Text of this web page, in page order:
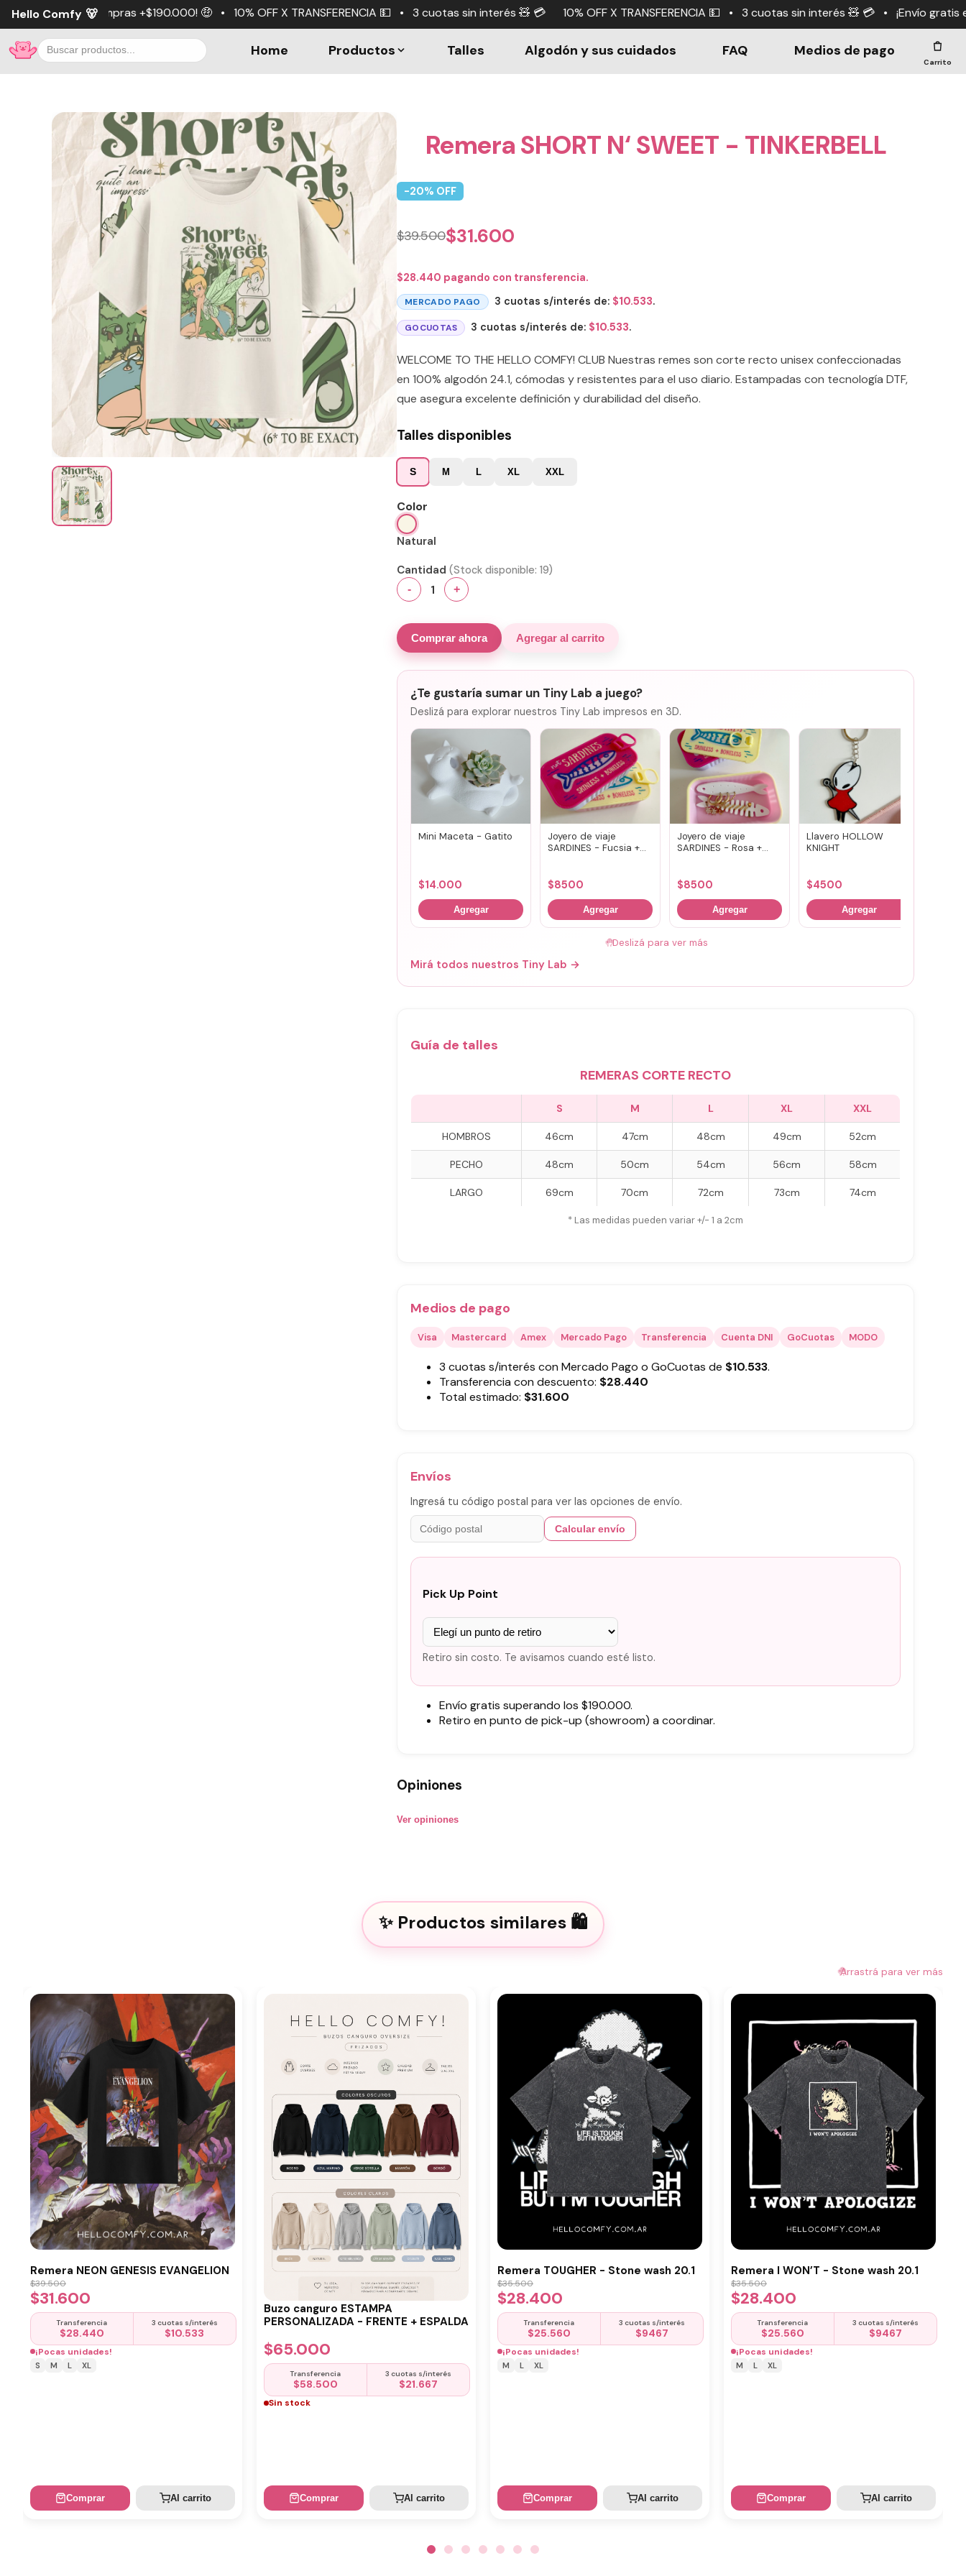
Hello Comfy 🐻
+$190.000! 🤑 • 10% OFF X TRANSFERENCIA 💵 • 3 cuotas sin interés 🧸 💳 10% OFF X TRANSFERENCIA 💵 • 3 cuotas sin interés 🧸 💳 • ¡Envío gratis en compras
Home Productos Talles Algodón y sus cuidados FAQ Medios de pago
Carrito
Remera SHORT N‘ SWEET - TINKERBELL
-20% OFF
$39.500$31.600
$28.440 pagando con transferencia.
MERCADO PAGO 3 cuotas s/interés de: $10.533.
GOCUOTAS 3 cuotas s/interés de: $10.533.
WELCOME TO THE HELLO COMFY! CLUB Nuestras remes son corte recto unisex confeccionadas
en 100% algodón 24.1, cómodas y resistentes para el uso diario. Estampadas con tecnología DTF,
que asegura excelente definición y durabilidad del diseño.
Talles disponibles
S M L XL XXL
Color
Natural
Cantidad (Stock disponible: 19)
- 1 +
Comprar ahora Agregar al carrito
¿Te gustaría sumar un Tiny Lab a juego?
Deslizá para explorar nuestros Tiny Lab impresos en 3D.
Mini Maceta - Gatito
$14.000
Agregar
Joyero de viaje
SARDINES - Fucsia +
$8500
Agregar
Joyero de viaje
SARDINES - Rosa +
$8500
Agregar
Llavero HOLLOW
KNIGHT
$4500
Agregar
🤚Deslizá para ver más
Mirá todos nuestros Tiny Lab →
Guía de talles
REMERAS CORTE RECTO
S M L XL XXL
HOMBROS 46cm 47cm 48cm 49cm 52cm
PECHO 48cm 50cm 54cm 56cm 58cm
LARGO 69cm 70cm 72cm 73cm 74cm
* Las medidas pueden variar +/- 1 a 2cm
Medios de pago
Visa Mastercard Amex Mercado Pago Transferencia Cuenta DNI GoCuotas MODO
3 cuotas s/interés con Mercado Pago o GoCuotas de $10.533.
Transferencia con descuento: $28.440
Total estimado: $31.600
Envíos
Ingresá tu código postal para ver las opciones de envío.
Calcular envío
Pick Up Point
Retiro sin costo. Te avisamos cuando esté listo.
Envío gratis superando los $190.000.
Retiro en punto de pick-up (showroom) a coordinar.
Opiniones
Ver opiniones
Productos similares
🤚
Arrastrá para ver más
Remera NEON GENESIS EVANGELION
$39.500
$31.600
Transferencia
$28.440
3 cuotas s/interés
$10.533
¡Pocas unidades!
S M L XL
Comprar Al carrito
Buzo canguro ESTAMPA
PERSONALIZADA - FRENTE + ESPALDA
$65.000
Transferencia
$58.500
3 cuotas s/interés
$21.667
Sin stock
Comprar Al carrito
Remera TOUGHER - Stone wash 20.1
$35.500
$28.400
Transferencia
$25.560
3 cuotas s/interés
$9467
¡Pocas unidades!
M L XL
Comprar Al carrito
Remera I WON’T - Stone wash 20.1
$35.500
$28.400
Transferencia
$25.560
3 cuotas s/interés
$9467
¡Pocas unidades!
M L XL
Comprar Al carrito